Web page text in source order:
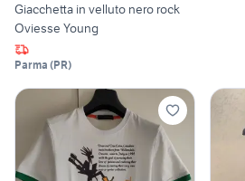
Giacchetta in velluto nero rock
Oviesse Young
Parma (PR)